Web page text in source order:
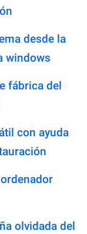
desde la
windows
fábrica del
con ayuda
olvidada del